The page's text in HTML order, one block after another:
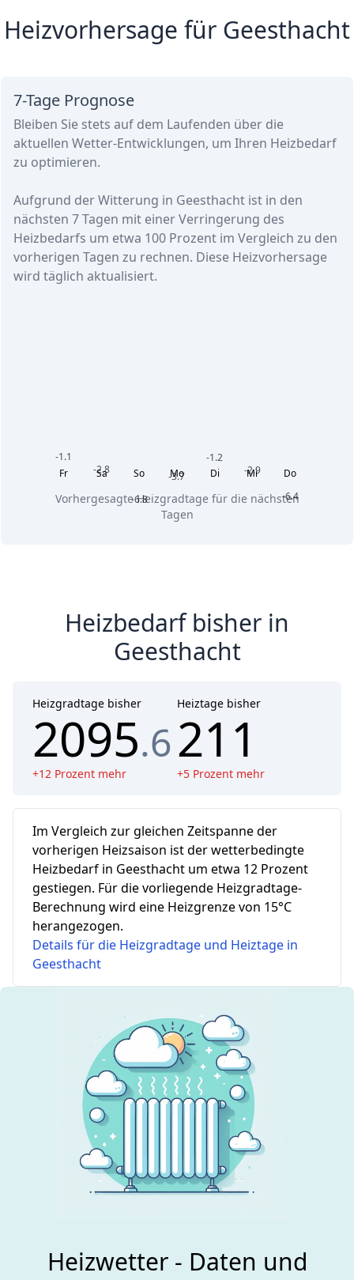
Heizvorhersage für Geesthacht
7-Tage Prognose
Bleiben Sie stets auf dem Laufenden über die
aktuellen Wetter-Entwicklungen, um Ihren Heizbedarf
zu optimieren.
Aufgrund der Witterung in Geesthacht ist in den
nächsten 7 Tagen mit einer Verringerung des
Heizbedarfs um etwa 100 Prozent im Vergleich zu den
vorherigen Tagen zu rechnen. Diese Heizvorhersage
wird täglich aktualisiert.
Fr
-1.1
Sa
-2.8
So
-6.8
Mo
-3.7 Di
-1.2
Mi
-2.9
Do
-6.4
Vorhergesagte Heizgradtage für die nächsten
Tagen
Heizbedarf bisher in
Geesthacht
Heizgradtage bisher
2095.6
+12 Prozent mehr
Heiztage bisher
211
+5 Prozent mehr
Im Vergleich zur gleichen Zeitspanne der
vorherigen Heizsaison ist der wetterbedingte
Heizbedarf in Geesthacht um etwa 12 Prozent
gestiegen. Für die vorliegende Heizgradtage-
Berechnung wird eine Heizgrenze von 15°C
herangezogen.
Details für die Heizgradtage und Heiztage in
Geesthacht
Heizwetter - Daten und